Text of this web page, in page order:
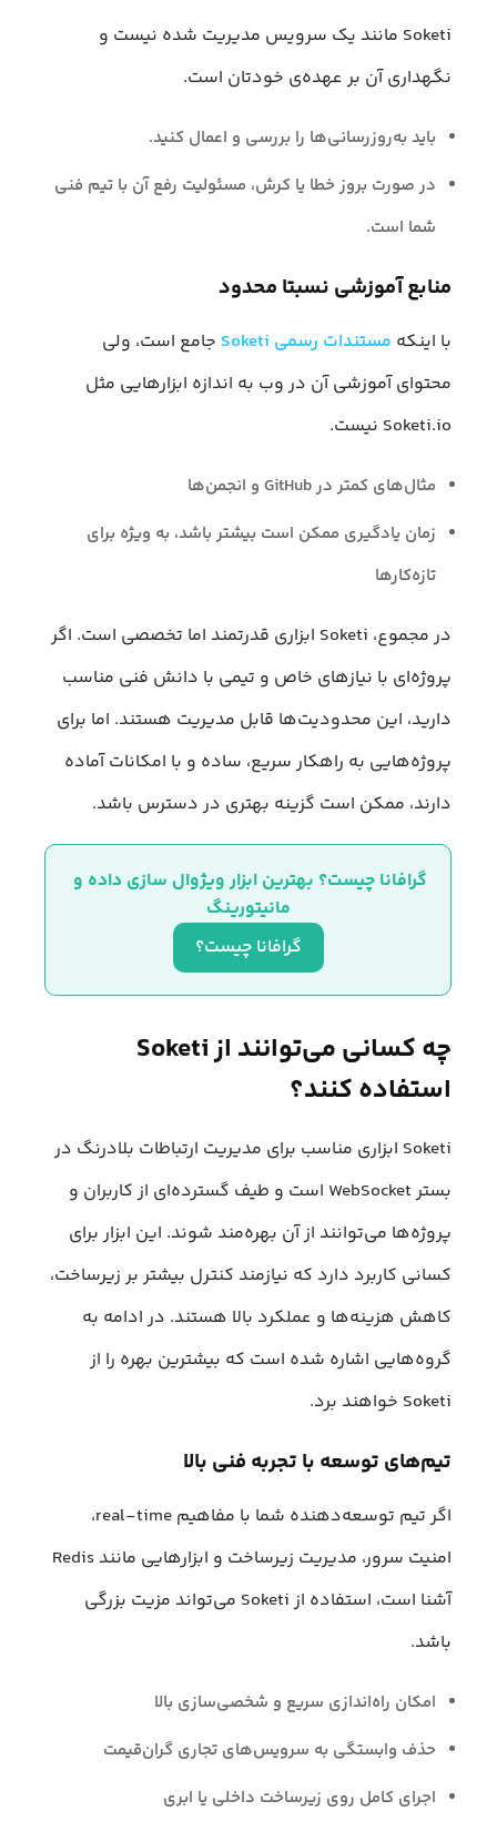
Soketi مانند یک سرویس مدیریت شده نیست و
نگهداری آن بر عهده‌ی خودتان است.
باید به‌روزرسانی‌ها را بررسی و اعمال کنید.
در صورت بروز خطا یا کرش، مسئولیت رفع آن با تیم فنی
شما است.
منابع آموزشی نسبتا محدود
با اینکه مستندات رسمی Soketi
جامع است، ولی
محتوای آموزشی آن در وب به اندازه ابزارهایی مثل
Soketi.io نیست.
مثال‌های کمتر در GitHub و انجمن‌ها
زمان یادگیری ممکن است بیشتر باشد، به ویژه برای
تازه‌کارها
در مجموع، Soketi ابزاری قدرتمند اما تخصصی است. اگر
پروژه‌ای با نیازهای خاص و تیمی با دانش فنی مناسب
دارید، این محدودیت‌ها قابل مدیریت هستند. اما برای
پروژه‌هایی به راهکار سریع، ساده و با امکانات آماده
دارند، ممکن است گزینه بهتری در دسترس باشد.
گرافانا چیست؟ بهترین ابزار ویژوال سازی داده و
مانیتورینگ
گرافانا چیست؟
چه کسانی می‌توانند از Soketi
استفاده کنند؟
Soketi ابزاری مناسب برای مدیریت ارتباطات بلادرنگ در
بستر WebSocket است و طیف گسترده‌ای از کاربران و
پروژه‌ها می‌توانند از آن بهره‌مند شوند. این ابزار برای
کسانی کاربرد دارد که نیازمند کنترل بیشتر بر زیرساخت،
کاهش هزینه‌ها و عملکرد بالا هستند. در ادامه به
گروه‌هایی اشاره شده است که بیشترین بهره را از
Soketi خواهند برد.
تیم‌های توسعه با تجربه فنی بالا
اگر تیم توسعه‌دهنده شما با مفاهیم real-time،
امنیت سرور، مدیریت زیرساخت و ابزارهایی مانند Redis
آشنا است، استفاده از Soketi می‌تواند مزیت بزرگی
باشد.
امکان راه‌اندازی سریع و شخصی‌سازی بالا
حذف وابستگی به سرویس‌های تجاری گران‌قیمت
اجرای کامل روی زیرساخت داخلی یا ابری